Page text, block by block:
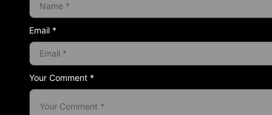
Your Comment *
Email *